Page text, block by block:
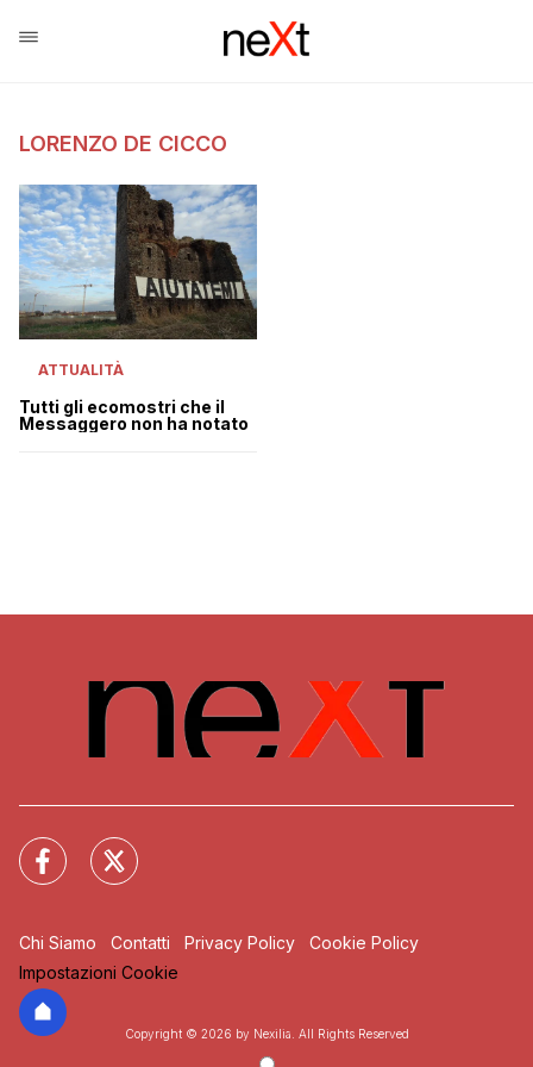
LORENZO DE CICCO
ATTUALITÀ
Tutti gli ecomostri che il
Messaggero non ha notato
Chi Siamo Contatti Privacy Policy
Cookie Policy
Impostazioni Cookie
Copyright © 2026 by Nexilia. All Rights Reserved